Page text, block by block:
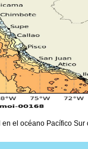
en el océano Pacífico